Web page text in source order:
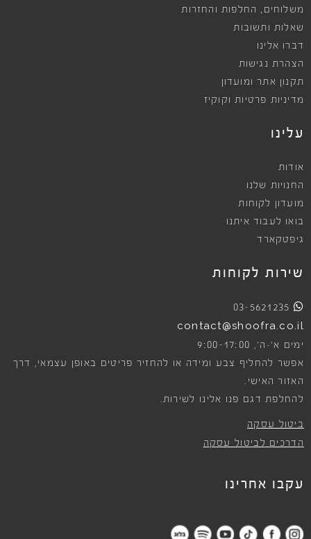
משלוחים , החלפות והחזרות
שאלות ותשובות
דברו אלינו
הצהרת נגישות
תקנון אתר ומועדון
מדיניות פרטיות וקוקיז
עלינו
אודות
החנויות שלנו
מועדון לקוחות
בואו לעבוד איתנו
גיפטקארד
שירות לקוחות
03-5621235
contact@shoofra.co.il
ימים א׳-ה׳, 9:00-17:00
אפשר להחליף צבע ומידה או להחזיר פריטים באופן עצמאי, דרך
האזור האישי.
להחלפת דגם פנו אלינו לשירות.
ביטול עסקה
הדרכים לביטול עסקה
עקבו אחרינו